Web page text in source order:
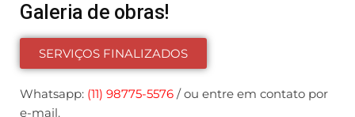
Galeria de obras!
SERVIÇOS FINALIZADOS
Whatsapp: (11) 98775-5576 / ou entre em contato por
e-mail.